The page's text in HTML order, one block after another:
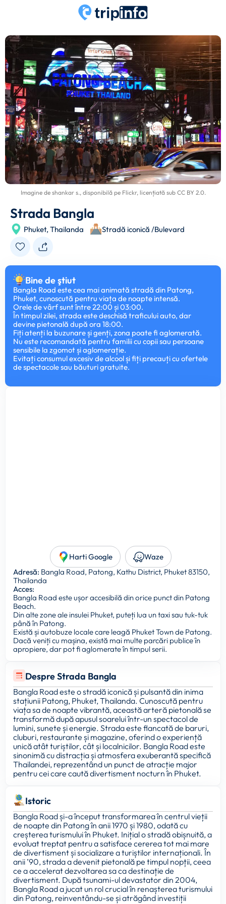
Imagine de shankar s., disponibilă pe Flickr, licențiată sub CC BY 2.0.
Strada Bangla
Phuket, Thailanda Stradă iconică /Bulevard
Despre Strada Bangla
Bangla Road este o stradă iconică și pulsantă din inima
stațiunii Patong, Phuket, Thailanda. Cunoscută pentru
viața sa de noapte vibrantă, această arteră pietonală se
transformă după apusul soarelui într-un spectacol de
lumini, sunete și energie. Strada este flancată de baruri,
cluburi, restaurante și magazine, oferind o experiență
unică atât turiștilor, cât și localnicilor. Bangla Road este
sinonimă cu distracția și atmosfera exuberantă specifică
Thailandei, reprezentând un punct de atracție major
pentru cei care caută divertisment nocturn în Phuket.
Istoric
Bangla Road și-a început transformarea în centrul vieții
de noapte din Patong în anii 1970 și 1980, odată cu
creșterea turismului în Phuket. Inițial o stradă obișnuită, a
evoluat treptat pentru a satisface cererea tot mai mare
de divertisment și socializare a turiștilor internaționali. În
anii ’90, strada a devenit pietonală pe timpul nopții, ceea
ce a accelerat dezvoltarea sa ca destinație de
divertisment. După tsunami-ul devastator din 2004,
Bangla Road a jucat un rol crucial în renașterea turismului
din Patong, reinventându-se și atrăgând investiții
Bine de ştiut
Bangla Road este cea mai animată stradă din Patong,
Phuket, cunoscută pentru viața de noapte intensă.
Orele de vârf sunt între 22:00 și 03:00.
În timpul zilei, strada este deschisă traficului auto, dar
devine pietonală după ora 18:00.
Fiți atenți la buzunare și genți, zona poate fi aglomerată.
Nu este recomandată pentru familii cu copii sau persoane
sensibile la zgomot și aglomerație.
Evitați consumul excesiv de alcool și fiți precauți cu ofertele
de spectacole sau băuturi gratuite.
Harti Google
Waze
Adresă: Bangla Road, Patong, Kathu District, Phuket 83150,
Thailanda
Acces:
Bangla Road este ușor accesibilă din orice punct din Patong
Beach.
Din alte zone ale insulei Phuket, puteți lua un taxi sau tuk-tuk
până în Patong.
Există și autobuze locale care leagă Phuket Town de Patong.
Dacă veniți cu mașina, există mai multe parcări publice în
apropiere, dar pot fi aglomerate în timpul serii.